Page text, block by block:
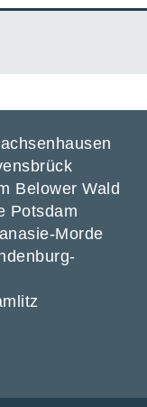
Belower Wald
Potsdam
Morde